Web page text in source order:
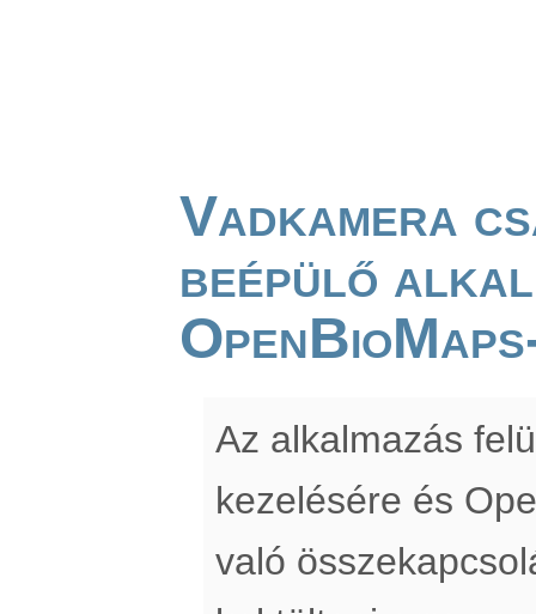
Vadkamera
beépülő
Az alkalmazás
kezelésére és
való